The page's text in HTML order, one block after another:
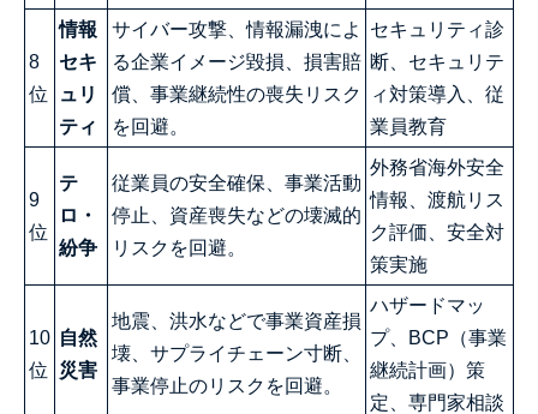
8
位
情報
セキ
ュリ
ティ
サイバー攻撃、情報漏洩によ
る企業イメージ毀損、損害賠
償、事業継続性の喪失リスク
を回避。
セキュリティ診
断、セキュリテ
ィ対策導入、従
業員教育
9
位
テ
ロ・
紛争
従業員の安全確保、事業活動
停止、資産喪失などの壊滅的
リスクを回避。
外務省海外安全
情報、渡航リス
ク評価、安全対
策実施
10
位
自然
災害
地震、洪水などで事業資産損
壊、サプライチェーン寸断、
事業停止のリスクを回避。
ハザードマッ
プ、BCP（事業
継続計画）策
定、専門家相談